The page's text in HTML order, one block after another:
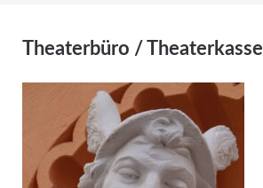
Theaterbüro / Theaterkasse